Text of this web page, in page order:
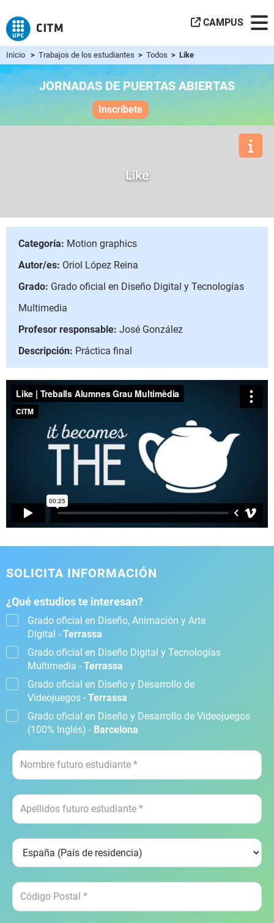
CAMPUS
Inicio > Trabajos de los estudiantes > Todos > Like
JORNADAS DE PUERTAS ABIERTAS
Inscríbete
Like
Categoría: Motion graphics
Autor/es: Oriol López Reina
Grado: Grado oficial en Diseño Digital y Tecnologías
Multimedia
Profesor responsable: José González
Descripción: Práctica final
SOLICITA INFORMACIÓN
¿Qué estudios te interesan?
Grado oficial en Diseño, Animación y Arte
Digital - Terrassa
Grado oficial en Diseño Digital y Tecnologías
Multimedia - Terrassa
Grado oficial en Diseño y Desarrollo de
Videojuegos - Terrassa
Grado oficial en Diseño y Desarrollo de Videojuegos
(100% Inglés) - Barcelona